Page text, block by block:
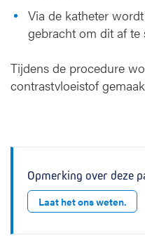
Via de katheter
gebracht om dit af te
Tijdens de procedure
contrastvloeistof
Opmerking over deze
Laat het ons weten.